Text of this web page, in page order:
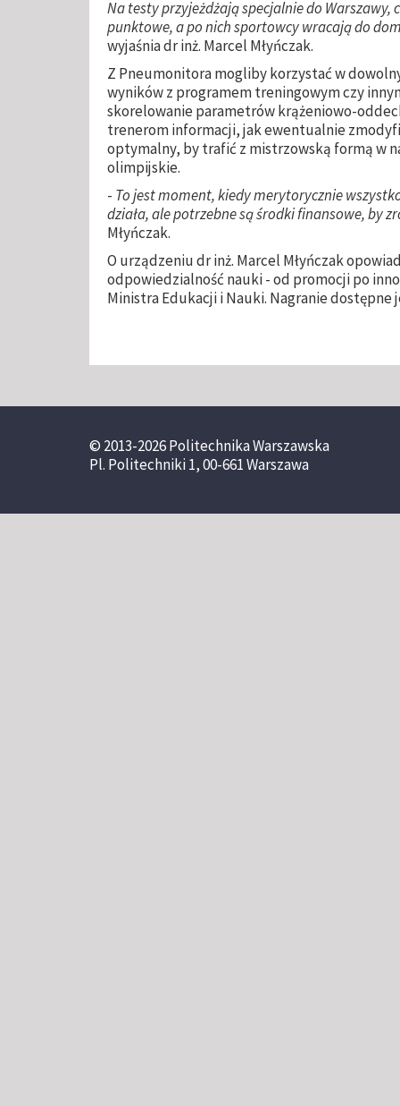
Na testy przyjeżdżają specjalnie do Warszawy,
punktowe, a po nich sportowcy wracają do
wyjaśnia dr inż. Marcel Młyńczak.
Z Pneumonitora mogliby korzystać w
wyników z programem treningowym czy
skorelowanie parametrów krążeniowo-
trenerom informacji, jak ewentualnie
optymalny, by trafić z mistrzowską formą w
olimpijskie.
- To jest moment, kiedy merytorycznie
działa, ale potrzebne są środki finansowe, by
Młyńczak.
O urządzeniu dr inż. Marcel Młyńczak
odpowiedzialność nauki - od promocji po
Ministra Edukacji i Nauki. Nagranie dostępne
© 2013-2026 Politechnika Warszawska
Pl. Politechniki 1, 00-661 Warszawa